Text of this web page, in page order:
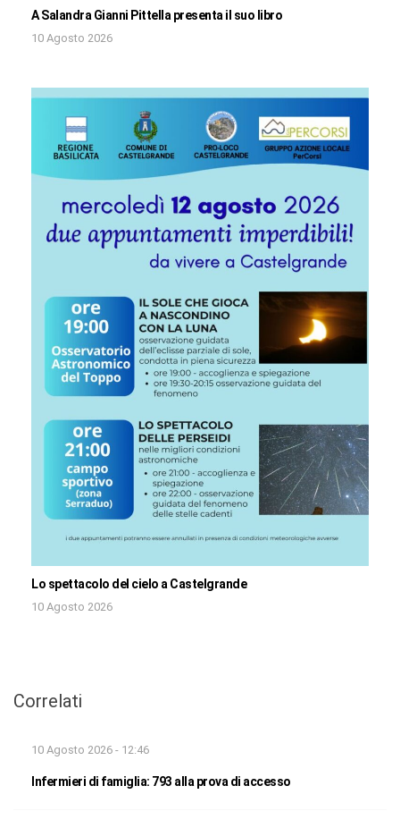
A Salandra Gianni Pittella presenta il suo libro
10 Agosto 2026
Lo spettacolo del cielo a Castelgrande
10 Agosto 2026
Correlati
10 Agosto 2026 - 12:46
Infermieri di famiglia: 793 alla prova di accesso